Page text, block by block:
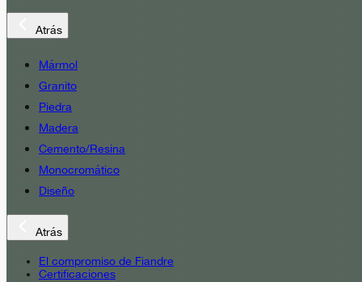
Atrás
Mármol
Granito
Piedra
Madera
Cemento/Resina
Monocromático
Diseño
Atrás
El compromiso de Fiandre
Certificaciones